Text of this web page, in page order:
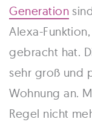
Generation
Alexa-
gebracht hat.
sehr groß und
Wohnung an.
Regel nicht